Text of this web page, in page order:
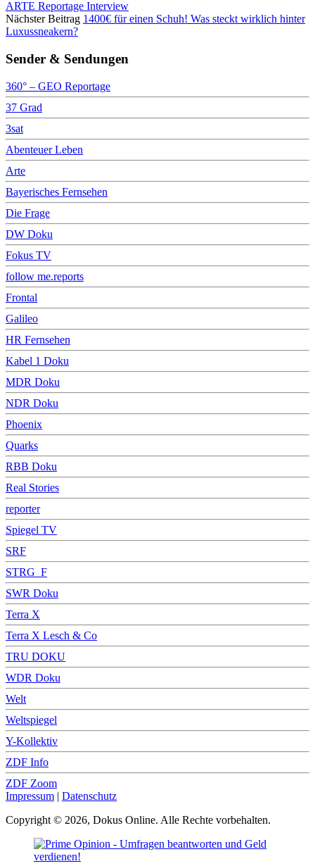
ARTE Reportage Interview
Nächster Beitrag 1400€ für einen Schuh! Was steckt wirklich hinter
Luxussneakern?
Sender & Sendungen
360° – GEO Reportage
37 Grad
3sat
Abenteuer Leben
Arte
Bayerisches Fernsehen
Die Frage
DW Doku
Fokus TV
follow me.reports
Frontal
Galileo
HR Fernsehen
Kabel 1 Doku
MDR Doku
NDR Doku
Phoenix
Quarks
RBB Doku
Real Stories
reporter
Spiegel TV
SRF
STRG_F
SWR Doku
Terra X
Terra X Lesch & Co
TRU DOKU
WDR Doku
Welt
Weltspiegel
Y-Kollektiv
ZDF Info
ZDF Zoom
Impressum | Datenschutz
Copyright © 2026, Dokus Online. Alle Rechte vorbehalten.